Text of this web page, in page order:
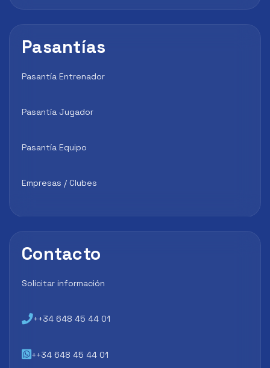
Pasantías
Pasantía Entrenador
Pasantía Jugador
Pasantía Equipo
Empresas / Clubes
Contacto
Solicitar información
++34 648 45 44 01
++34 648 45 44 01